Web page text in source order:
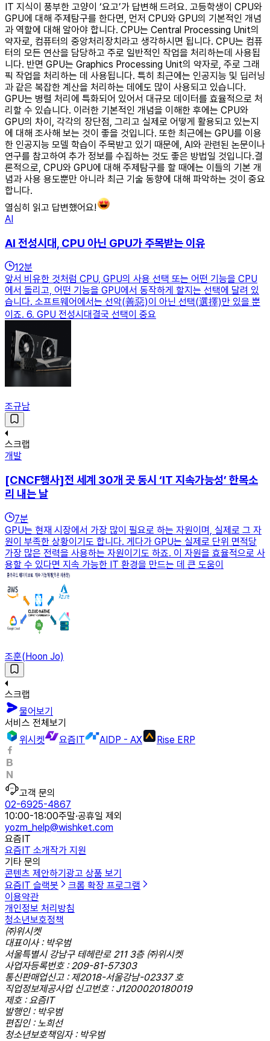
IT 지식이 풍부한 고양이 ‘요고’가 답변해 드려요. 고등학생이 CPU와
GPU에 대해 주제탐구를 한다면, 먼저 CPU와 GPU의 기본적인 개념
과 역할에 대해 알아야 합니다. CPU는 Central Processing Unit의
약자로, 컴퓨터의 중앙처리장치라고 생각하시면 됩니다. CPU는 컴퓨
터의 모든 연산을 담당하고 주로 일반적인 작업을 처리하는데 사용됩
니다. 반면 GPU는 Graphics Processing Unit의 약자로, 주로 그래
픽 작업을 처리하는 데 사용됩니다. 특히 최근에는 인공지능 및 딥러닝
과 같은 복잡한 계산을 처리하는 데에도 많이 사용되고 있습니다.
GPU는 병렬 처리에 특화되어 있어서 대규모 데이터를 효율적으로 처
리할 수 있습니다. 이러한 기본적인 개념을 이해한 후에는 CPU와
GPU의 차이, 각각의 장단점, 그리고 실제로 어떻게 활용되고 있는지
에 대해 조사해 보는 것이 좋을 것입니다. 또한 최근에는 GPU를 이용
한 인공지능 모델 학습이 주목받고 있기 때문에, AI와 관련된 논문이나
연구를 참고하여 추가 정보를 수집하는 것도 좋은 방법일 것입니다.결
론적으로, CPU와 GPU에 대해 주제탐구를 할 때에는 이들의 기본 개
념과 사용 용도뿐만 아니라 최근 기술 동향에 대해 파악하는 것이 중요
합니다.
열심히 읽고 답변했어요!
AI
AI 전성시대, CPU 아닌 GPU가 주목받는 이유
12분
앞서 비유한 것처럼 CPU, GPU의 사용 선택 또는 어떤 기능을 CPU
에서 돌리고, 어떤 기능을 GPU에서 동작하게 할지는 선택에 달려 있
습니다. 소프트웨어에서는 선악(善惡)이 아닌 선택(選擇)만 있을 뿐
이죠. 6. GPU 전성시대결국 선택이 중요
조규남
스크랩
개발
[CNCF행사]전 세계 30개 곳 동시 ‘IT 지속가능성’ 한목소
리 내는 날
7분
GPU는 현재 시장에서 가장 많이 필요로 하는 자원이며, 실제로 그 자
원이 부족한 상황이기도 합니다. 게다가 GPU는 실제로 단위 면적당
가장 많은 전력을 사용하는 자원이기도 하죠. 이 자원을 효율적으로 사
용할 수 있다면 지속 가능한 IT 환경을 만드는 데 큰 도움이
조훈(Hoon Jo)
스크랩
물어보기
서비스 전체보기
위시켓
요즘IT AIDP - AX Rise ERP
고객 문의
02-6925-4867
10:00-18:00주말·공휴일 제외
yozm_help@wishket.com
요즘IT
요즘IT 소개작가 지원
기타 문의
콘텐츠 제안하기광고 상품 보기
요즘IT 슬랙봇
크롬 확장 프로그램
이용약관
개인정보 처리방침
청소년보호정책
㈜위시켓
대표이사 : 박우범
서울특별시 강남구 테헤란로 211 3층 ㈜위시켓
사업자등록번호 : 209-81-57303
통신판매업신고 : 제2018-서울강남-02337 호
직업정보제공사업 신고번호 : J1200020180019
제호 : 요즘IT
발행인 : 박우범
편집인 : 노희선
청소년보호책임자 : 박우범